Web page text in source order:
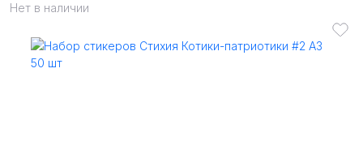
Нет в наличии